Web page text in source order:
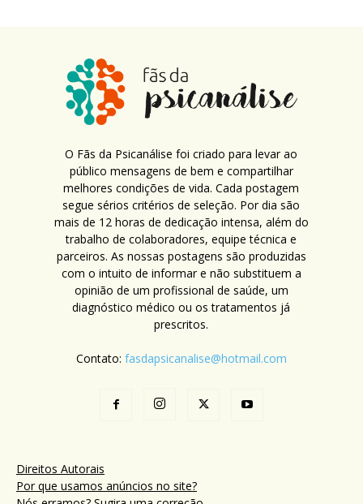
O Fãs da Psicanálise foi criado para levar ao
público mensagens de bem e compartilhar
melhores condições de vida. Cada postagem
segue sérios critérios de seleção. Por dia são
mais de 12 horas de dedicação intensa, além do
trabalho de colaboradores, equipe técnica e
parceiros. As nossas postagens são produzidas
com o intuito de informar e não substituem a
opinião de um profissional de saúde, um
diagnóstico médico ou os tratamentos já
prescritos.
Contato: fasdapsicanalise@hotmail.com
Direitos Autorais
Por que usamos anúncios no site?